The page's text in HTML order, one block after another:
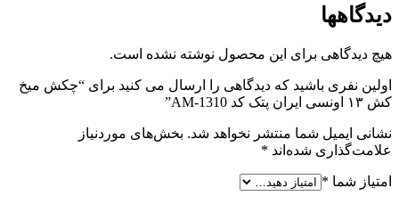
دیدگاهها
هیچ دیدگاهی برای این محصول نوشته نشده است.
اولین نفری باشید که دیدگاهی را ارسال می کنید برای “چکش میخ
کش ۱۳ اونسی ایران پتک کد AM-1310”
نشانی ایمیل شما منتشر نخواهد شد. بخش‌های موردنیاز
علامت‌گذاری شده‌اند *
امتیاز شما *